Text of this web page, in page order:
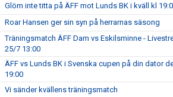
Glöm inte titta på ÄFF mot Lunds BK i kväll kl
Roar Hansen ger sin syn på herrarnas säsong
Träningsmatch ÄFF Dam vs Eskilsminne -
25/7 13:00
ÄFF vs Lunds BK i Svenska cupen på din dator
19:00
Vi sänder kvällens träningsmatch